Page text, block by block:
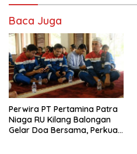
Baca Juga
Perwira PT Pertamina Patra
Niaga RU Kilang Balongan
Gelar Doa Bersama, Perkuat